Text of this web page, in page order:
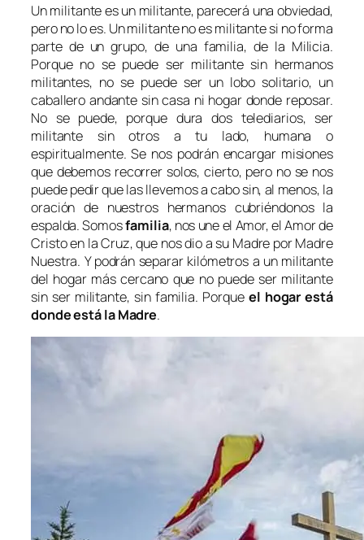
Un militantees un militante, parecerá una obviedad,
pero no lo es. Un militante no es militante si no forma
parte de un grupo, de una familia, de la Milicia.
Porque no se puede ser militante sin hermanos
militantes, no se puede ser un lobo solitario, un
caballero andante sin casa ni hogar donde reposar.
No se puede, porque dura dos telediarios, ser
militante sin otros a tu lado, humana o
espiritualmente. Se nos podrán encargar misiones
que debemos recorrer solos, cierto, pero no se nos
puede pedir que las llevemos a cabo sin, al menos, la
oración de nuestros hermanos cubriéndonos la
espalda. Somosfamilia, nos une el Amor, el Amor de
Cristo en la Cruz, que nos dio a su Madre por Madre
Nuestra. Y podrán separar kilómetros a un militante
del hogar más cercano que no puede ser militante
sin ser militante, sin familia. Porque el hogar está
donde está la Madre.